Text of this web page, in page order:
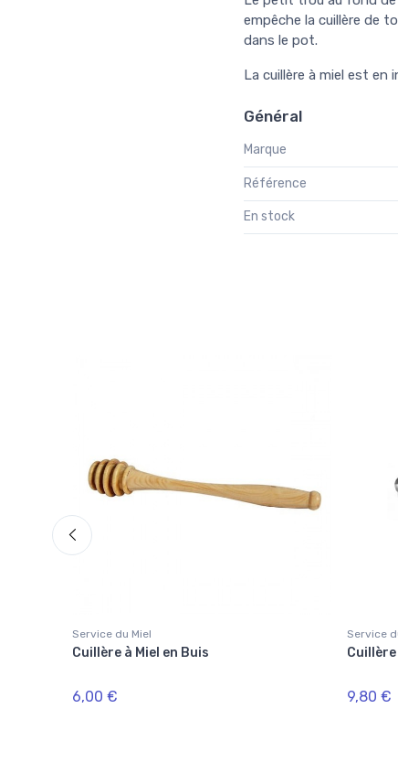
empêche la cuillère de
dans le pot.
La cuillère à miel est en
Général
Marque
Référence
En stock
Service du Miel
Cuillère à Miel en Buis
6,00 €
Service
Cuillère
9,80 €